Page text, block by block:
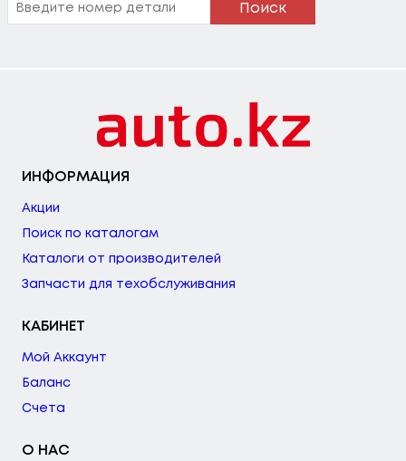
Поиск
ИНФОРМАЦИЯ
Акции
Поиск по каталогам
Каталоги от производителей
Запчасти для техобслуживания
КАБИНЕТ
Мой Аккаунт
Баланс
Счета
О НАС